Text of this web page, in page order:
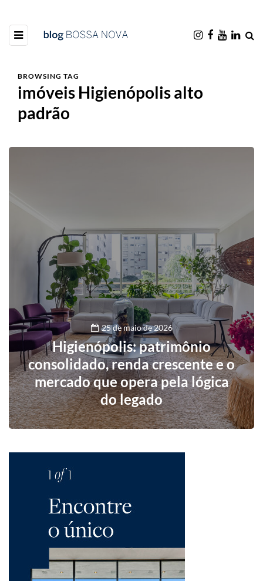
BROWSING TAG
imóveis Higienópolis alto
padrão
25 de maio de 2026
Higienópolis: patrimônio
consolidado, renda crescente e o
mercado que opera pela lógica
do legado